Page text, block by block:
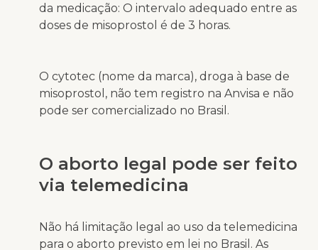
da medicação: O intervalo adequado entre as
doses de misoprostol é de 3 horas.
O cytotec (nome da marca), droga à base de
misoprostol, não tem registro na Anvisa e não
pode ser comercializado no Brasil.
O aborto legal pode ser feito
via telemedicina
Não há limitação legal ao uso da telemedicina
para o aborto previsto em lei no Brasil. As